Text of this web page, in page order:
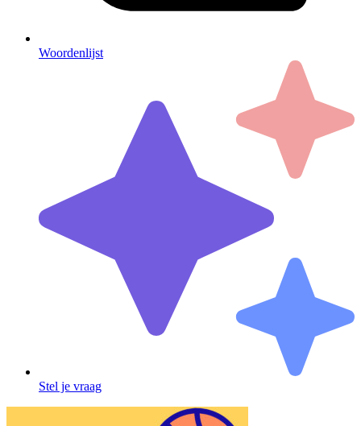
Woordenlijst
Stel je vraag